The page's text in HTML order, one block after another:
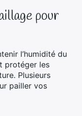
pour
l’humidité du
protéger les
Plusieurs
pailler vos